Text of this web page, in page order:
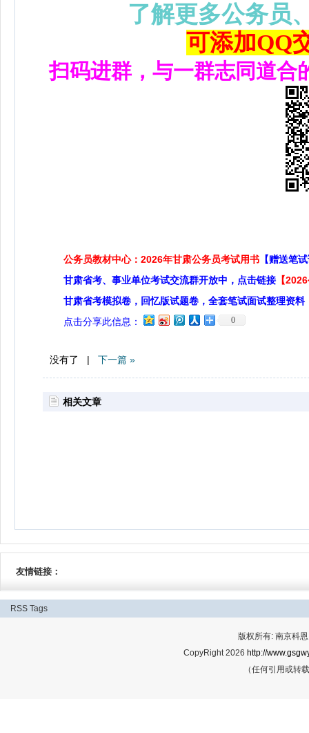
了解更多公务员
可添加QQ
扫码进群，与一群志同道合
公务员教材中心：2026年甘肃公务员考试用书 【赠送笔
甘肃省考、事业单位考试交流群开放中，点击链接 【
甘肃省考模拟卷，回忆版试题卷，全套笔试面试整理资料
点击分享此信息：
0
没有了 | 下一篇 »
相关文章
友情链接：
RSS Tags
版权所有: 南京科
CopyRight 2026 http://
（任何引用或转